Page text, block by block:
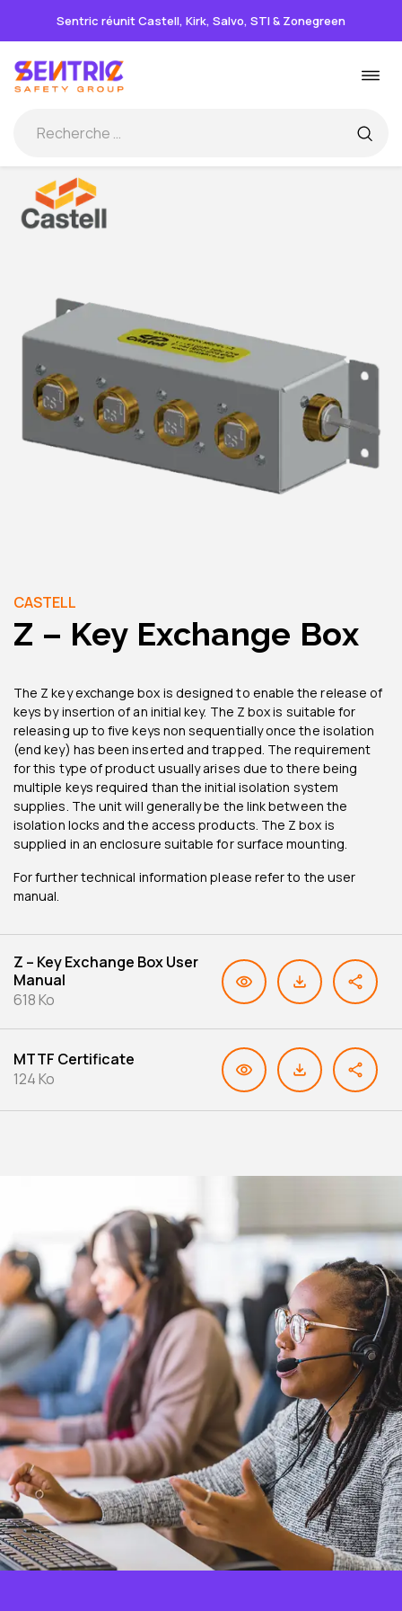
Sentric réunit Castell, Kirk, Salvo, STI & Zonegreen
au
contenu
la
CASTELL
Z – Key Exchange Box
The Z key exchange box is designed to enable the release of
keys by insertion of an initial key. The Z box is suitable for
releasing up to five keys non sequentially once the isolation
(end key) has been inserted and trapped. The requirement
for this type of product usually arises due to there being
multiple keys required than the initial isolation system
supplies. The unit will generally be the link between the
isolation locks and the access products. The Z box is
supplied in an enclosure suitable for surface mounting.
For further technical information please refer to the user
manual.
Z – Key Exchange Box User
Manual
618 Ko
MTTF Certificate
124 Ko